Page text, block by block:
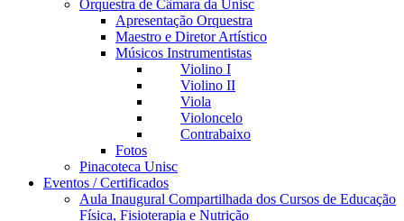
Orquestra de Câmara da Unisc
Apresentação Orquestra
Maestro e Diretor Artístico
Músicos Instrumentistas
Violino I
Violino II
Viola
Violoncelo
Contrabaixo
Fotos
Pinacoteca Unisc
Eventos / Certificados
Aula Inaugural Compartilhada dos Cursos de Educação
Física, Fisioterapia e Nutrição